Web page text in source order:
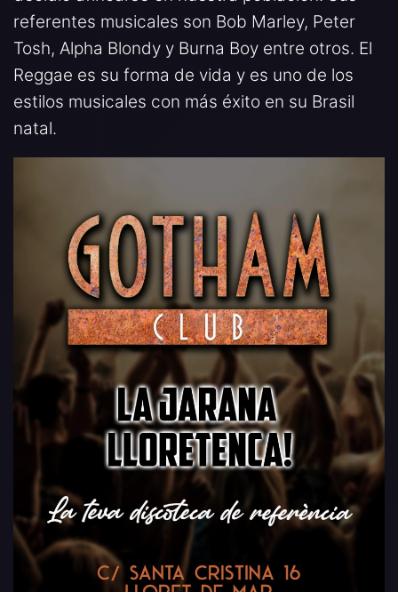
referentes musicales son Bob Marley, Peter
Tosh, Alpha Blondy y Burna Boy entre otros. El
Reggae es su forma de vida y es uno de los
estilos musicales con más éxito en su Brasil
natal.